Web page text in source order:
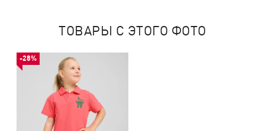
ТОВАРЫ С ЭТОГО ФОТО
-28%